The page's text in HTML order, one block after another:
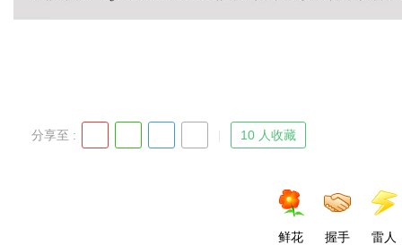
分享至 : 10 人收藏
鲜花 握手 雷人